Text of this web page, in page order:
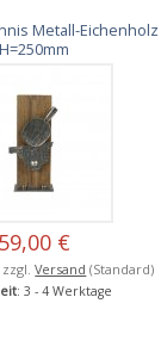
Metall-Eichenholz
H=250mm
59,00 €
zzgl.Versand (Standard)
: 3 - 4 Werktage